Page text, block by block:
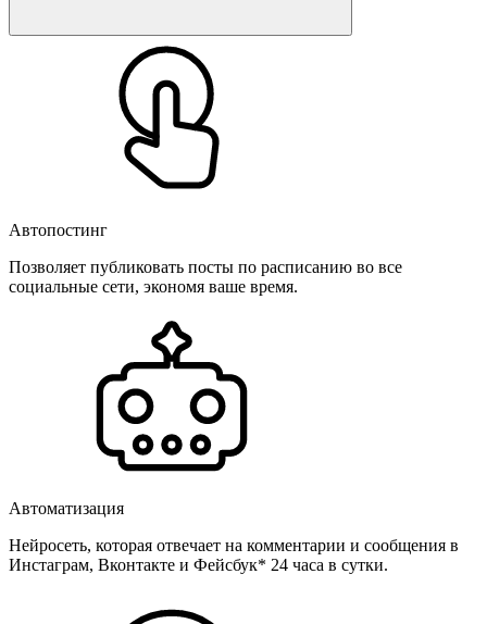
Автопостинг
Позволяет публиковать посты по расписанию во все
социальные сети, экономя ваше время.
Автоматизация
Нейросеть, которая отвечает на комментарии и сообщения в
Инстаграм, Вконтакте и Фейсбук* 24 часа в сутки.